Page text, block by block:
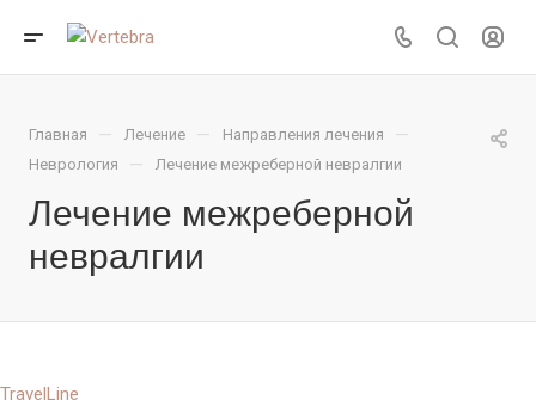
Главная — Лечение — Направления лечения —
Неврология — Лечение межреберной невралгии
Лечение межреберной
невралгии
TravelLine